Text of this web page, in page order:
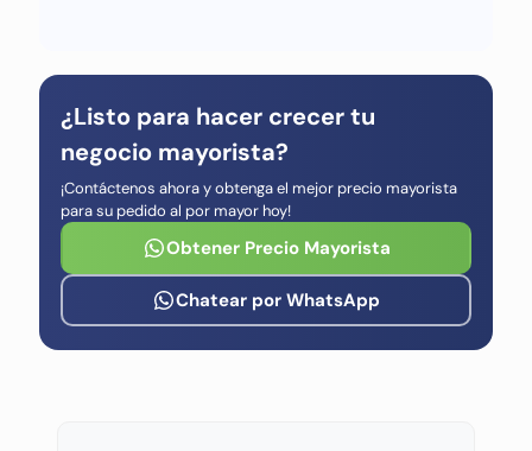
¿Listo para hacer crecer tu
negocio mayorista?
¡Contáctenos ahora y obtenga el mejor precio mayorista
para su pedido al por mayor hoy!
Obtener Precio Mayorista
Chatear por WhatsApp